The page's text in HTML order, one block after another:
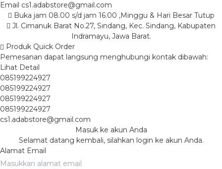
Email cs1.adabstore@gmail.com
Buka jam 08.00 s/d jam 16.00 ,Minggu & Hari Besar Tutup
Jl. Cimanuk Barat No.27, Sindang, Kec. Sindang, Kabupaten
Indramayu, Jawa Barat.
Produk Quick Order
Pemesanan dapat langsung menghubungi kontak dibawah:
Lihat Detail
085199224927
085199224927
085199224927
085199224927
cs1.adabstore@gmail.com
Masuk ke akun Anda
Selamat datang kembali, silahkan login ke akun Anda.
Alamat Email